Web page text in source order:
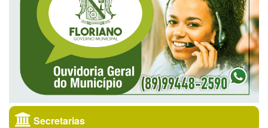
Secretarias